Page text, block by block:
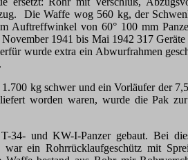
Die Waffe wog 560 kg, der
Auftreffwinkel von 60° 100 mm
1941 bis Mai 1942 317
wurde extra ein Abwurfrahmen
kg schwer und ein Vorläufer der
worden waren, wurde die Pak
34- und KW-I-Panzer gebaut. Bei
ein Rohrrücklaufgeschütz mit